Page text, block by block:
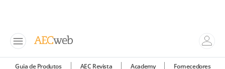
Guia de Produtos AEC Revista Academy Fornecedores